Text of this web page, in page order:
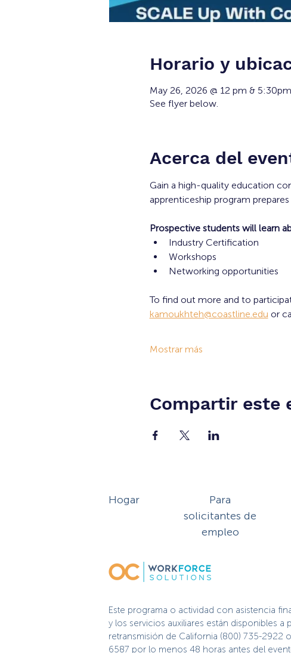
Horario y
May 26, 2026 @ 12 pm & 5:30pm
See flyer below.
Acerca del
Gain a high-quality education
apprenticeship program
Prospective students will learn
Industry Certification
Workshops
Networking opportunities
To find out more and to
kamoukhteh@coastline.edu or
Mostrar más
Compartir este
Hogar
Para
solicitantes de
empleo
Este programa o actividad con asistencia
y los servicios auxiliares están disponibles
retransmisión de California (800) 735-2922
6587 por lo menos 48 horas antes del